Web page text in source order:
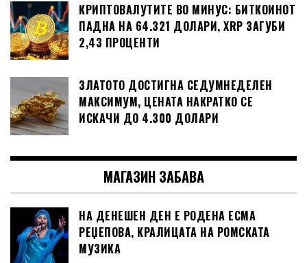
КРИПТОВАЛУТИТЕ ВО МИНУС: БИТКОИНОТ
ПАДНА НА 64.321 ДОЛАРИ, XRP ЗАГУБИ
2,43 ПРОЦЕНТИ
ЗЛАТОТО ДОСТИГНА СЕДУМНЕДЕЛЕН
МАКСИМУМ, ЦЕНАТА НАКРАТКО СЕ
ИСКАЧИ ДО 4.300 ДОЛАРИ
МАГАЗИН ЗАБАВА
НА ДЕНЕШЕН ДЕН Е РОДЕНА ЕСМА
РЕЏЕПОВА, КРАЛИЦАТА НА РОМСКАТА
МУЗИКА